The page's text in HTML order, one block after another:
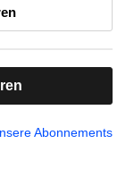
Abonnements